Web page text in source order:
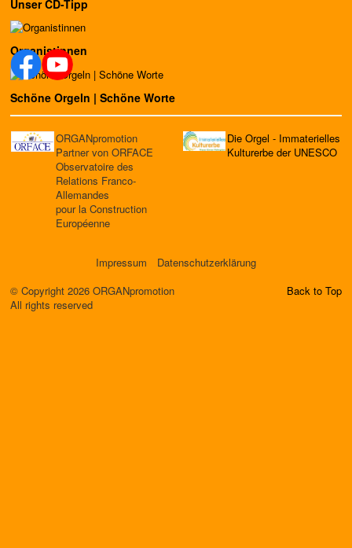
Unser CD-Tipp
Organistinnen
Schöne Orgeln | Schöne Worte
ORGANpromotion
Partner von ORFACE
Observatoire des
Relations Franco-
Allemandes
pour la Construction
Européenne
Die Orgel - Immaterielles
Kulturerbe der UNESCO
Impressum
Datenschutzerklärung
© Copyright 2026 ORGANpromotion
All rights reserved
Back to Top